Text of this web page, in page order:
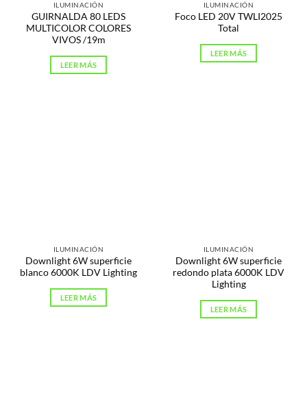
ILUMINACIÓN
GUIRNALDA 80 LEDS
MULTICOLOR COLORES
VIVOS /19m
LEER MÁS
ILUMINACIÓN
Foco LED 20V TWLI2025
Total
LEER MÁS
ILUMINACIÓN
Downlight 6W superficie
blanco 6000K LDV Lighting
LEER MÁS
ILUMINACIÓN
Downlight 6W superficie
redondo plata 6000K LDV
Lighting
LEER MÁS